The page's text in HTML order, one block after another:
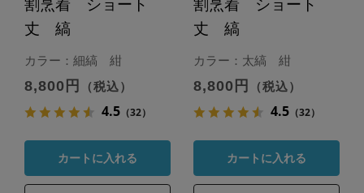
割烹着 ショート
丈 縞
カラー：細縞 紺
8,800円 （税込）
4.5（32）
カートに入れる
割烹着 ショート
丈 縞
カラー：太縞 紺
8,800円 （税込）
4.5（32）
カートに入れる